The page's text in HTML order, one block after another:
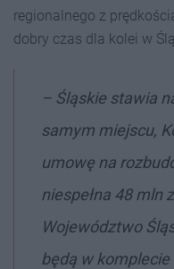
regionalnego z
dobry czas dla kolei w
– Śląskie stawia
samym miejscu,
umowę na
niespełna 48 mln
Województwo
będą w